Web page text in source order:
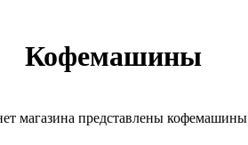
Кофемашины
магазина представлены